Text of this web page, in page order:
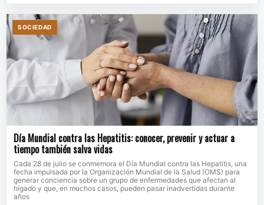
SOCIEDAD
Día Mundial contra las Hepatitis: conocer, prevenir y actuar a
tiempo también salva vidas
Cada 28 de julio se conmemora el Día Mundial contra las Hepatitis, una
fecha impulsada por la Organización Mundial de la Salud (OMS) para
generar conciencia sobre un grupo de enfermedades que afectan al
hígado y que, en muchos casos, pueden pasar inadvertidas durante
años